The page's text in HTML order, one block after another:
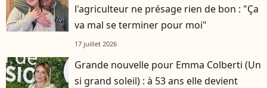
l'agriculteur ne présage rien de bon : "Ça
va mal se terminer pour moi"
17 juillet 2026
Grande nouvelle pour Emma Colberti (Un
si grand soleil) : à 53 ans elle devient